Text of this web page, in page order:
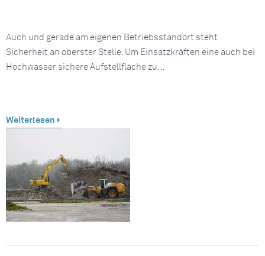
Auch und gerade am eigenen Betriebsstandort steht
Sicherheit an oberster Stelle. Um Einsatzkräften eine auch bei
Hochwasser sichere Aufstellfläche zu…
Weiterlesen